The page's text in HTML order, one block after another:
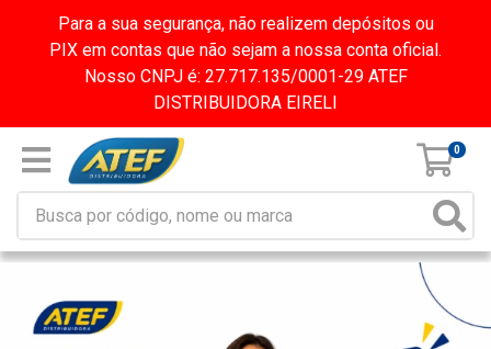
Para a sua segurança, não realizem depósitos ou
PIX em contas que não sejam a nossa conta oficial.
Nosso CNPJ é: 27.717.135/0001-29 ATEF
DISTRIBUIDORA EIRELI
0